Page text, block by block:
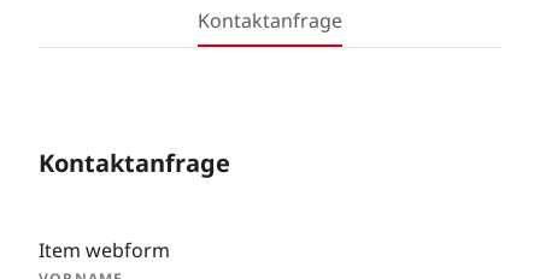
Kontaktanfrage
Kontaktanfrage
Item webform